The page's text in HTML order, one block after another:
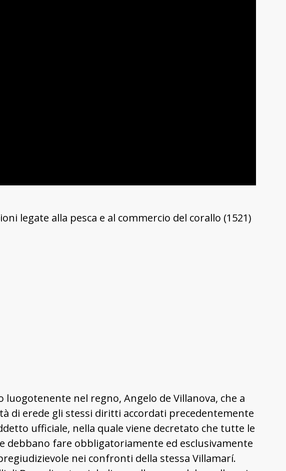
legate alla pesca e al commercio del corallo (1521)
luogotenente nel regno, Angelo de Villanova, che a
di erede gli stessi diritti accordati precedentemente
ufficiale, nella quale viene decretato che tutte le
debbano fare obbligatoriamente ed esclusivamente
nei confronti della stessa Villamarí.